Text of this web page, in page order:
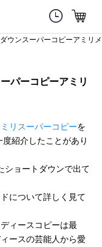
ウンスーパーコピーアミリメ
パーコピーアミリ
リスーパーコピーを
紹介したことがあり
ショートダウンで出て
について詳しく見て
ィースコピーは最
ースの芸能人から愛